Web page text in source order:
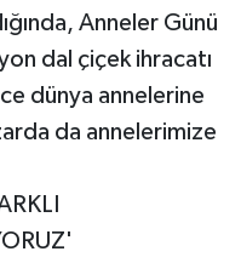
Anneler Günü
dal çiçek ihracatı
dünya annelerine
da annelerimize